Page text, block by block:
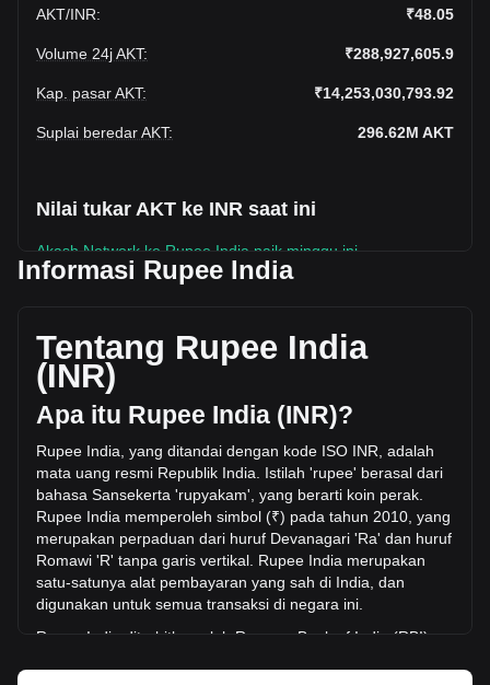
AKT/INR: ₹48.05
Volume 24j AKT: ₹288,927,605.9
Kap. pasar AKT: ₹14,253,030,793.92
Suplai beredar AKT: 296.62M AKT
Nilai tukar AKT ke INR saat ini
Akash Network ke Rupee India naik minggu ini.
Harga pasar Akash Network saat ini adalah ₹48.05 per AKT,
INR berdasarkan suplai beredar sebanyak 296,619,420
AKT. Volume perdagangan sebesar Akash Network telah
berubah -32.91% (₹-141,713,727.39 INR) dalam 24 jam
terakhir. Pada hari perdagangan terakhir, volume
perdagangan AKT adalah ₹430,641,333.29.
Info lebih lanjut tentang Akash Network di
Bitget
Harga Akash Network
Prediksi harga Akash Network
Apa itu Akash Network (AKT)
Kalkulator profit Akash Network
Informasi Rupee India
Tentang Rupee India
(INR)
Apa itu Rupee India (INR)?
Rupee India, yang ditandai dengan kode ISO INR, adalah
mata uang resmi Republik India. Istilah 'rupee' berasal dari
bahasa Sansekerta 'rupyakam', yang berarti koin perak.
Rupee India memperoleh simbol (₹) pada tahun 2010, yang
merupakan perpaduan dari huruf Devanagari 'Ra' dan huruf
Romawi 'R' tanpa garis vertikal. Rupee India merupakan
satu-satunya alat pembayaran yang sah di India, dan
digunakan untuk semua transaksi di negara ini.
Rupee India diterbitkan oleh Reserve Bank of India (RBI),